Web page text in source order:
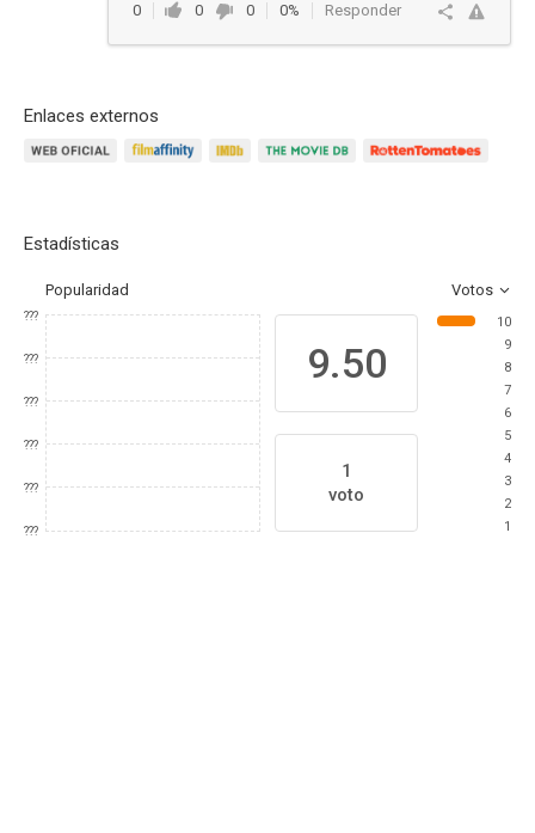
0 0 0 0% Responder
Enlaces externos
Estadísticas
Popularidad Votos
???
???
???
???
???
???
9.50
1
voto
10
9
8
7
6
5
4
3
2
1